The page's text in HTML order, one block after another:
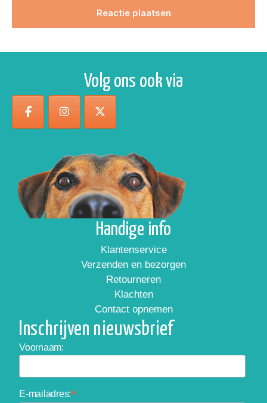
Volg ons ook via
Handige info
Klantenservice
Verzenden en bezorgen
Retourneren
Klachten
Contact opnemen
Inschrijven nieuwsbrief
Voornaam:
E-mailadres:*